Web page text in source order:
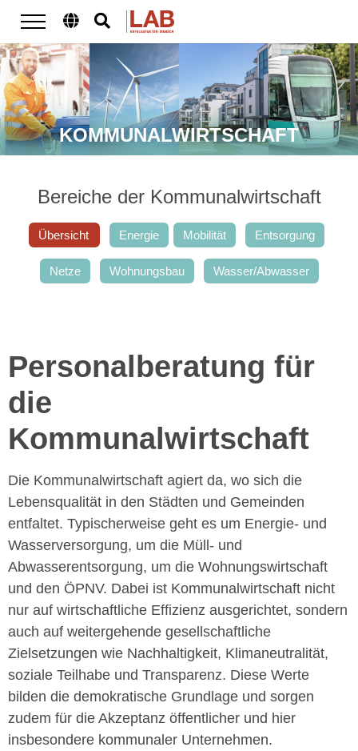
KOMMUNALWIRTSCHAFT
Bereiche der Kommunalwirtschaft
Übersicht Energie Mobilität Entsorgung
Netze Wohnungsbau Wasser/Abwasser
Personalberatung für
die
Kommunalwirtschaft
Die Kommunalwirtschaft agiert da, wo sich die
Lebensqualität in den Städten und Gemeinden
entfaltet. Typischerweise geht es um Energie- und
Wasserversorgung, um die Müll- und
Abwasserentsorgung, um die Wohnungswirtschaft
und den ÖPNV. Dabei ist Kommunalwirtschaft nicht
nur auf wirtschaftliche Effizienz ausgerichtet, sondern
auch auf weitergehende gesellschaftliche
Zielsetzungen wie Nachhaltigkeit, Klimaneutralität,
soziale Teilhabe und Transparenz. Diese Werte
bilden die demokratische Grundlage und sorgen
zudem für die Akzeptanz öffentlicher und hier
insbesondere kommunaler Unternehmen.